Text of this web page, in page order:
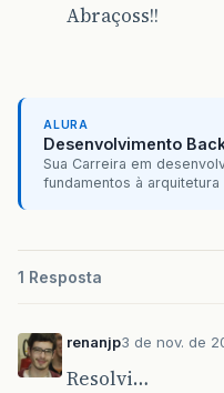
Abraçoss!!
ALURA
Desenvolvimento
Sua Carreira em
fundamentos à arquitetura
1 Resposta
renanjp3 de nov. de
Resolvi…